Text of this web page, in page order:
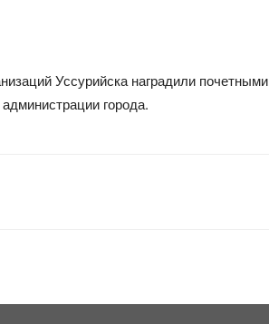
Уссурийска наградили почетными
города.